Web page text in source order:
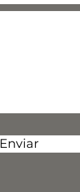
Enviar